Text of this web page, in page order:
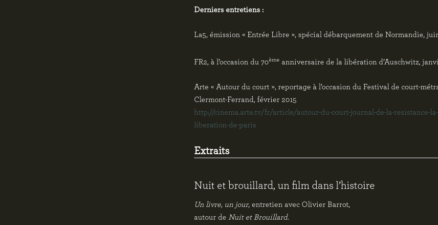
Derniers entretiens :
La5, émission « Entrée Libre », spécial débarquement de Normandie,
FR2, à l’occasion du 70ème anniversaire de la libération d’Auschwitz,
Arte « Autour du court », reportage à l’occasion du Festival de court-
Clermont-Ferrand, février 2015
http://cinema.arte.tv/fr/article/autour-du-court-journal-de-la-resistance-la-
liberation-de-paris
Extraits
Nuit et brouillard, un film dans l’histoire
Un livre, un jour, entretien avec Olivier Barrot,
autour de Nuit et Brouillard.